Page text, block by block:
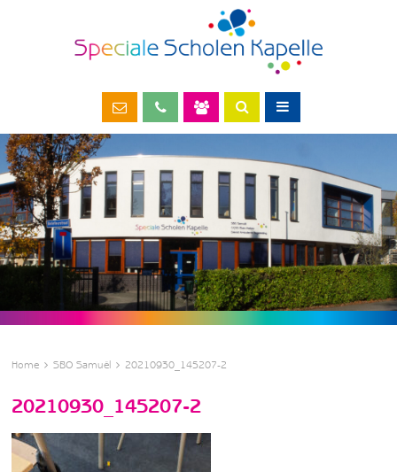
Home SBO Samuël 20210930_145207-2
20210930_145207-2